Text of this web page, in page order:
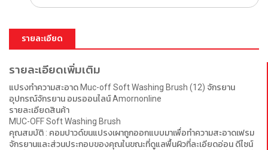
รายละเอียด
รายละเอียดเพิ่มเติม
แปรงทำความสะอาด Muc-off Soft Washing Brush (12) จักรยาน
อุปกรณ์จักรยาน อมรออนไลน์ Amornonline
รายละเอียดสินค้า
MUC-OFF Soft Washing Brush
คุณสมบัติ : คอมปาวด์ขนแปรงเผาถูกออกแบบมาเพื่อทำความสะอาดเฟรม
จักรยานและส่วนประกอบของคุณในขณะที่ดูแลพื้นผิวที่ละเอียดอ่อน ดีไซน์